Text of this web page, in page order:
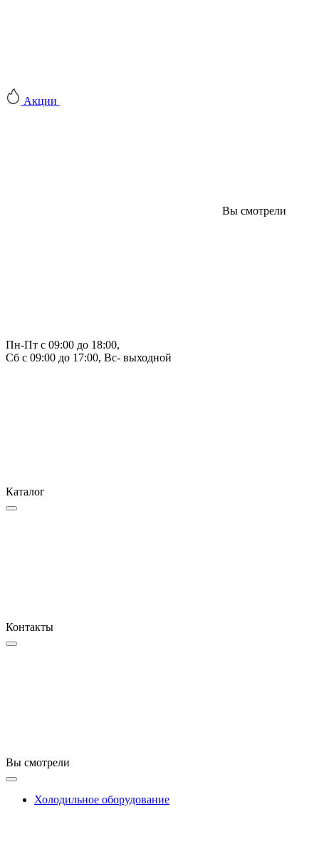
Акции
Вы смотрели
Пн-Пт с 09:00 до 18:00,
Сб с 09:00 до 17:00, Вс- выходной
Каталог
Контакты
Вы смотрели
Холодильное оборудование